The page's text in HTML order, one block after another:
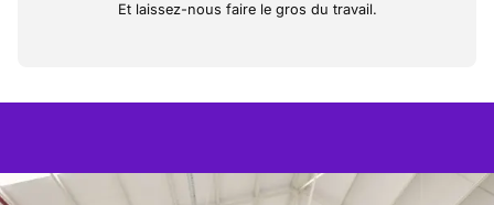
Et laissez-nous faire le gros du travail.